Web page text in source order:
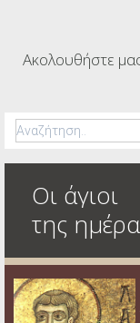
Ακολουθήστε
Οι άγιοι
της